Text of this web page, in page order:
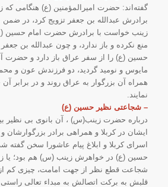
گفته‌اند: حضرت امیرالمؤمنین (ع) هنگامی
برادرش عبدالله بن جعفر تزویج کرد، در
زینب خواست با برادرش حضرت امام حسین
منع نکرده و باز ندارد، و چون عبدالله بن
حسین (ع) را از سفر عراق باز دارد و حضرت
مایوس و نومید گردید، دو فرزندش عون و
همراه آن بزرگوار به عراق روند و در برابر
نمایند.
– شجاعتی نظیر حسین (ع)
درباره حضرت زینب(س) ، آن بانوی بی نظیر
ایشان در کربلا و همراهی برادر
اسرای کربلا و ابلاغ پیام عاشورا سخن
حسین (ع) در خواهرش زینب (س) هم بود؛ یا
شجاعت قطع نظر از جهت امامت، چیزی کم
قلبش به برکت اتصالش به مبداء تعالی